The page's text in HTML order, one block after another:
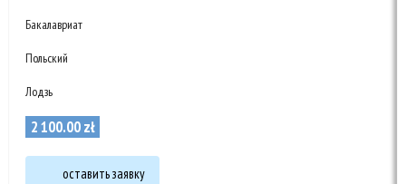
Бакалавриат
Польский
Лодзь
2 100.00zł
оставить заявку